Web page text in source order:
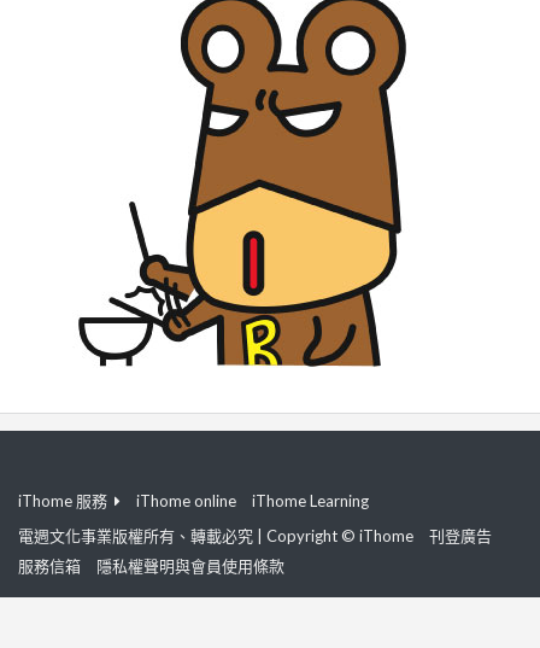
iThome 服務 iThome online
iThome Learning
電週文化事業版權所有、轉載必究 | Copyright © iThome
刊登廣告
服務信箱
隱私權聲明與會員使用條款